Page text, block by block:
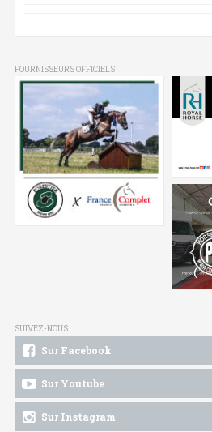
FOURNISSEURS OFFICIELS
SUIVEZ-NOUS
Sur Facebook
Sur Youtube
Sur Instagram